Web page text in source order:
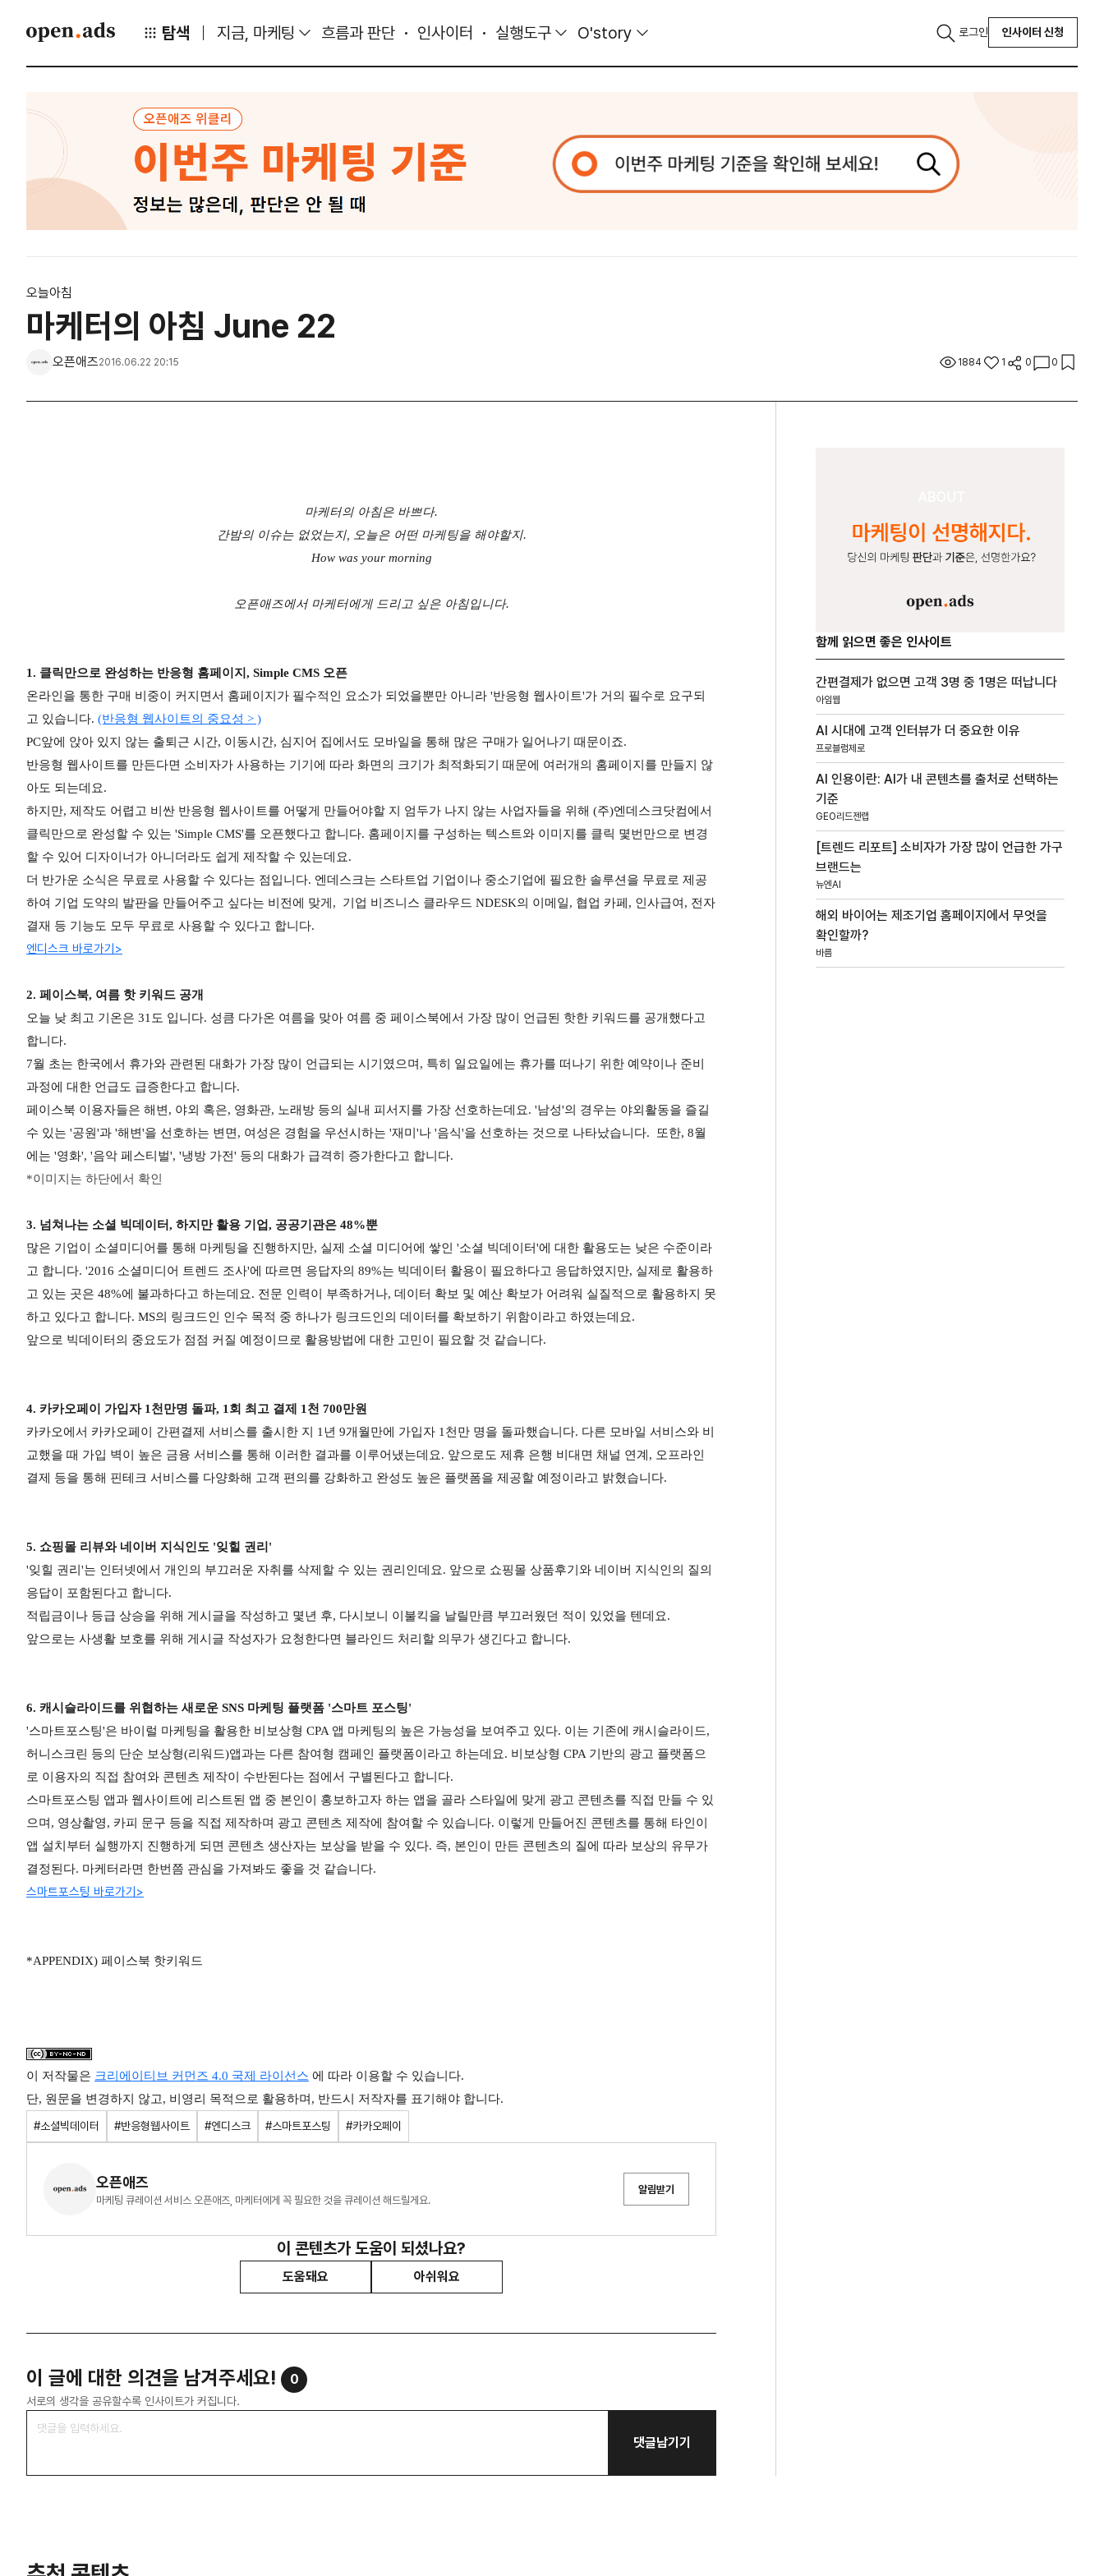
탐색 지금, 마케팅 흐름과 판단 인사이터 실행도구 O'story 로그인 인사이터 신청
오늘아침
마케터의 아침 June 22
오픈애즈2016.06.22 20:15 1884 1 0 0
마케터의 아침은 바쁘다.
간밤의 이슈는 없었는지, 오늘은 어떤 마케팅을 해야할지.
How was your morning
오픈애즈에서 마케터에게 드리고 싶은 아침입니다.
1. 클릭만으로 완성하는 반응형 홈페이지, Simple CMS 오픈
온라인을 통한 구매 비중이 커지면서 홈페이지가 필수적인 요소가 되었을뿐만 아니라 '반응형 웹사이트'가 거의 필수로 요구되
고 있습니다. (반응형 웹사이트의 중요성 > )
PC앞에 앉아 있지 않는 출퇴근 시간, 이동시간, 심지어 집에서도 모바일을 통해 많은 구매가 일어나기 때문이죠.
반응형 웹사이트를 만든다면 소비자가 사용하는 기기에 따라 화면의 크기가 최적화되기 때문에 여러개의 홈페이지를 만들지 않
아도 되는데요.
하지만, 제작도 어렵고 비싼 반응형 웹사이트를 어떻게 만들어야할 지 엄두가 나지 않는 사업자들을 위해 (주)엔데스크닷컴에서
클릭만으로 완성할 수 있는 'Simple CMS'를 오픈했다고 합니다. 홈페이지를 구성하는 텍스트와 이미지를 클릭 몇번만으로 변경
할 수 있어 디자이너가 아니더라도 쉽게 제작할 수 있는데요.
더 반가운 소식은 무료로 사용할 수 있다는 점입니다. 엔데스크는 스타트업 기업이나 중소기업에 필요한 솔루션을 무료로 제공
하여 기업 도약의 발판을 만들어주고 싶다는 비전에 맞게, 기업 비즈니스 클라우드 NDESK의 이메일, 협업 카페, 인사급여, 전자
결재 등 기능도 모두 무료로 사용할 수 있다고 합니다.
엔디스크 바로가기>
2. 페이스북, 여름 핫 키워드 공개
오늘 낮 최고 기온은 31도 입니다. 성큼 다가온 여름을 맞아 여름 중 페이스북에서 가장 많이 언급된 핫한 키워드를 공개했다고
합니다.
7월 초는 한국에서 휴가와 관련된 대화가 가장 많이 언급되는 시기였으며, 특히 일요일에는 휴가를 떠나기 위한 예약이나 준비
과정에 대한 언급도 급증한다고 합니다.
페이스북 이용자들은 해변, 야외 혹은, 영화관, 노래방 등의 실내 피서지를 가장 선호하는데요. '남성'의 경우는 야외활동을 즐길
수 있는 '공원'과 '해변'을 선호하는 변면, 여성은 경험을 우선시하는 '재미'나 '음식'을 선호하는 것으로 나타났습니다. 또한, 8월
에는 '영화', '음악 페스티벌', '냉방 가전' 등의 대화가 급격히 증가한다고 합니다.
*이미지는 하단에서 확인
3. 넘쳐나는 소셜 빅데이터, 하지만 활용 기업, 공공기관은 48%뿐
많은 기업이 소셜미디어를 통해 마케팅을 진행하지만, 실제 소셜 미디어에 쌓인 '소셜 빅데이터'에 대한 활용도는 낮은 수준이라
고 합니다. '2016 소셜미디어 트렌드 조사'에 따르면 응답자의 89%는 빅데이터 활용이 필요하다고 응답하였지만, 실제로 활용하
고 있는 곳은 48%에 불과하다고 하는데요. 전문 인력이 부족하거나, 데이터 확보 및 예산 확보가 어려워 실질적으로 활용하지 못
하고 있다고 합니다. MS의 링크드인 인수 목적 중 하나가 링크드인의 데이터를 확보하기 위함이라고 하였는데요.
앞으로 빅데이터의 중요도가 점점 커질 예정이므로 활용방법에 대한 고민이 필요할 것 같습니다.
4. 카카오페이 가입자 1천만명 돌파, 1회 최고 결제 1천 700만원
카카오에서 카카오페이 간편결제 서비스를 출시한 지 1년 9개월만에 가입자 1천만 명을 돌파했습니다. 다른 모바일 서비스와 비
교했을 때 가입 벽이 높은 금융 서비스를 통해 이러한 결과를 이루어냈는데요. 앞으로도 제휴 은행 비대면 채널 연계, 오프라인
결제 등을 통해 핀테크 서비스를 다양화해 고객 편의를 강화하고 완성도 높은 플랫폼을 제공할 예정이라고 밝혔습니다.
5. 쇼핑몰 리뷰와 네이버 지식인도 '잊힐 권리'
'잊힐 권리'는 인터넷에서 개인의 부끄러운 자취를 삭제할 수 있는 권리인데요. 앞으로 쇼핑몰 상품후기와 네이버 지식인의 질의
응답이 포함된다고 합니다.
적립금이나 등급 상승을 위해 게시글을 작성하고 몇년 후, 다시보니 이불킥을 날릴만큼 부끄러웠던 적이 있었을 텐데요.
앞으로는 사생활 보호를 위해 게시글 작성자가 요청한다면 블라인드 처리할 의무가 생긴다고 합니다.
6. 캐시슬라이드를 위협하는 새로운 SNS 마케팅 플랫폼 '스마트 포스팅'
'스마트포스팅'은 바이럴 마케팅을 활용한 비보상형 CPA 앱 마케팅의 높은 가능성을 보여주고 있다. 이는 기존에 캐시슬라이드,
허니스크린 등의 단순 보상형(리워드)앱과는 다른 참여형 캠페인 플랫폼이라고 하는데요. 비보상형 CPA 기반의 광고 플랫폼으
로 이용자의 직접 참여와 콘텐츠 제작이 수반된다는 점에서 구별된다고 합니다.
스마트포스팅 앱과 웹사이트에 리스트된 앱 중 본인이 홍보하고자 하는 앱을 골라 스타일에 맞게 광고 콘텐츠를 직접 만들 수 있
으며, 영상촬영, 카피 문구 등을 직접 제작하며 광고 콘텐츠 제작에 참여할 수 있습니다. 이렇게 만들어진 콘텐츠를 통해 타인이
앱 설치부터 실행까지 진행하게 되면 콘텐츠 생산자는 보상을 받을 수 있다. 즉, 본인이 만든 콘텐츠의 질에 따라 보상의 유무가
결정된다. 마케터라면 한번쯤 관심을 가져봐도 좋을 것 같습니다.
스마트포스팅 바로가기>
*APPENDIX) 페이스북 핫키워드
이 저작물은 크리에이티브 커먼즈 4.0 국제 라이선스 에 따라 이용할 수 있습니다.
단, 원문을 변경하지 않고, 비영리 목적으로 활용하며, 반드시 저작자를 표기해야 합니다.
#소셜빅데이터 #반응형웹사이트 #엔디스크 #스마트포스팅 #카카오페이
오픈애즈
마케팅 큐레이션 서비스 오픈애즈, 마케터에게 꼭 필요한 것을 큐레이션 해드릴게요.
알림받기
이 콘텐츠가 도움이 되셨나요?
도움돼요 아쉬워요
이 글에 대한 의견을 남겨주세요! 0
서로의 생각을 공유할수록 인사이트가 커집니다.
댓글남기기
함께 읽으면 좋은 인사이트
간편결제가 없으면 고객 3명 중 1명은 떠납니다
아임웹
AI 시대에 고객 인터뷰가 더 중요한 이유
프로블럼제로
AI 인용이란: AI가 내 콘텐츠를 출처로 선택하는
기준
GEO리드젠랩
[트렌드 리포트] 소비자가 가장 많이 언급한 가구
브랜드는
뉴엔AI
해외 바이어는 제조기업 홈페이지에서 무엇을
확인할까?
바름